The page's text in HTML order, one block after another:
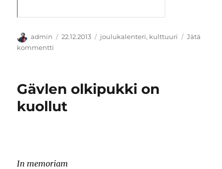
Kirjoittaja
admin Julkaistu
22.12.2013 Kategoriat
joulukalenteri, kulttuuri
Jätä
kommentti
Suomi
Olli
Gävlen olkipukki on
kuollut
In memoriam